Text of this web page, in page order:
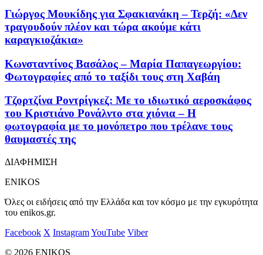
Γιώργος Μουκίδης για Σφακιανάκη – Τερζή: «Δεν
τραγουδούν πλέον και τώρα ακούμε κάτι
καραγκιοζάκια»
Κωνσταντίνος Βασάλος – Μαρία Παπαγεωργίου:
Φωτογραφίες από το ταξίδι τους στη Χαβάη
Τζορτζίνα Ροντρίγκεζ: Με το ιδιωτικό αεροσκάφος
του Κριστιάνο Ρονάλντο στα χιόνια – Η
φωτογραφία με το μονόπετρο που τρέλανε τους
θαυμαστές της
ΔΙΑΦΗΜΙΣΗ
ENIKOS
Όλες οι ειδήσεις από την Ελλάδα και τον κόσμο με την εγκυρότητα
του enikos.gr.
Facebook X InstagramYouTube Viber
© 2026 ENIKOS